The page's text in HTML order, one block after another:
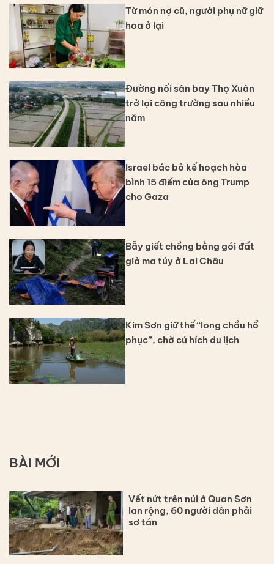
Từ món nợ cũ, người phụ nữ giữ
hoa ở lại
Đường nối sân bay Thọ Xuân
trở lại công trường sau nhiều
năm
Israel bác bỏ kế hoạch hòa
bình 15 điểm của ông Trump
cho Gaza
Bẫy giết chồng bằng gói đất
giả ma túy ở Lai Châu
Kim Sơn giữ thế “long chầu hổ
phục”, chờ cú hích du lịch
BÀI MỚI
Vết nứt trên núi ở Quan Sơn
lan rộng, 60 người dân phải
sơ tán